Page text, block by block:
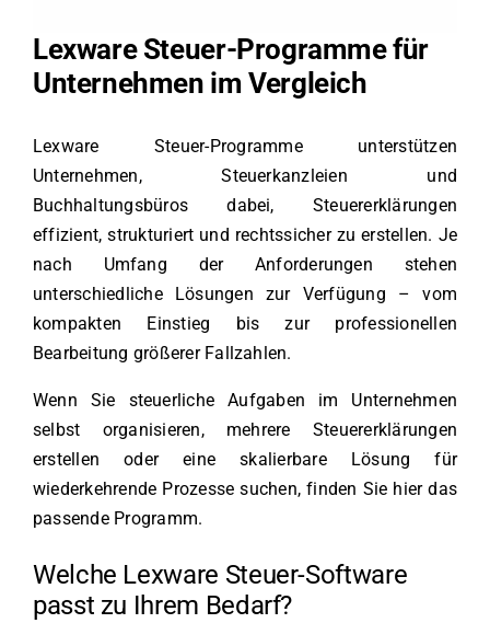
Lexware Steuer-Programme für
Unternehmen im Vergleich
Lexware Steuer-Programme unterstützen
Unternehmen, Steuerkanzleien und
Buchhaltungsbüros dabei, Steuererklärungen
effizient, strukturiert und rechtssicher zu erstellen. Je
nach Umfang der Anforderungen stehen
unterschiedliche Lösungen zur Verfügung – vom
kompakten Einstieg bis zur professionellen
Bearbeitung größerer Fallzahlen.
Wenn Sie steuerliche Aufgaben im Unternehmen
selbst organisieren, mehrere Steuererklärungen
erstellen oder eine skalierbare Lösung für
wiederkehrende Prozesse suchen, finden Sie hier das
passende Programm.
Welche Lexware Steuer-Software
passt zu Ihrem Bedarf?